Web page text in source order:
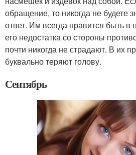
обращение, то никогда не будете
ответ. Им всегда нравится быть в
его недостатка со стороны
почти никогда не страдают. В их
буквально теряют голову.
Сентябрь